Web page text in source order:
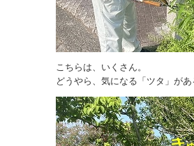
こちらは、いくさん。
どうやら、気になる「ツタ」が